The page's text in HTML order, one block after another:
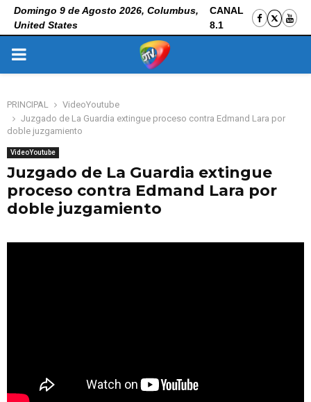
Domingo 9 de Agosto 2026, Columbus,
United States
CANAL
8.1
PRIMARY
PRINCIPAL
VideoYoutube
Juzgado de La Guardia extingue proceso contra Edmand Lara por
doble juzgamiento
VideoYoutube
Juzgado de La Guardia extingue
proceso contra Edmand Lara por
doble juzgamiento